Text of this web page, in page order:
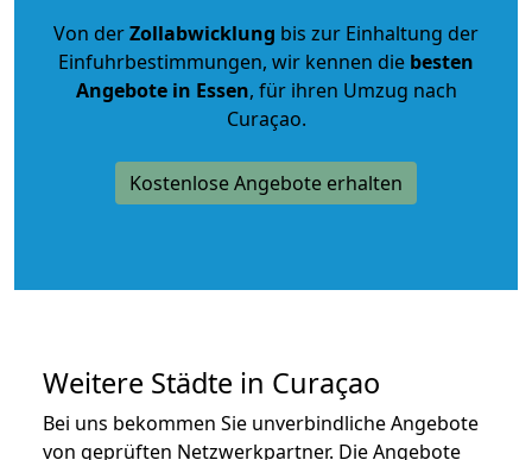
Von derZollabwicklung bis zur Einhaltung der
Einfuhrbestimmungen, wir kennen die besten
Angebote in Essen, für ihren Umzug nach
Curaçao.
Kostenlose Angebote erhalten
Weitere Städte in Curaçao
Bei uns bekommen Sie unverbindliche Angebote
von geprüften Netzwerkpartner. Die Angebote